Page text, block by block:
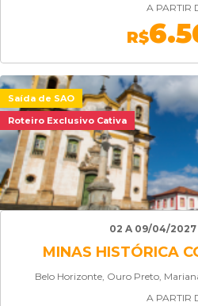
A PARTIR
R$
Saída de SAO
Roteiro Exclusivo Cativa
02 A 09/04/2027
MINAS HISTÓRICA
Belo Horizonte, Ouro Preto,
A PARTIR